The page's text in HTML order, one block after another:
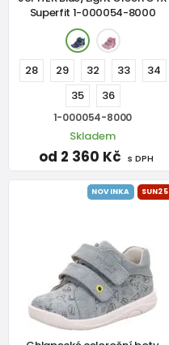
Superfit 1-000054-8000
28 29 32 33
34
35
36
1-000054-8000
Skladem
od 2 360 Kč s DPH
NOVINKA SUN25